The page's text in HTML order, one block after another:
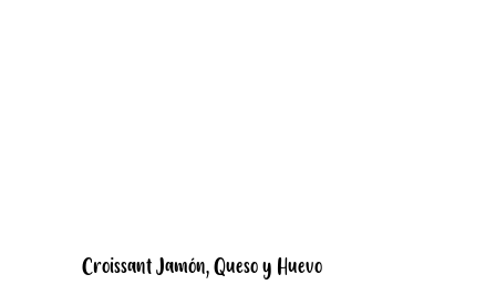
Croissant Jamón, Queso y Huevo